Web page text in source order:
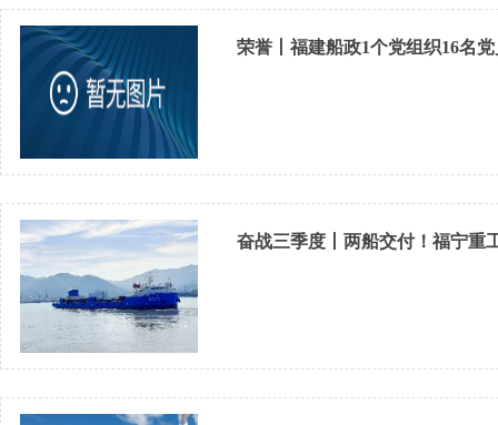
荣誉丨福建船政1个党组织16名
奋战三季度丨两船交付！福宁重